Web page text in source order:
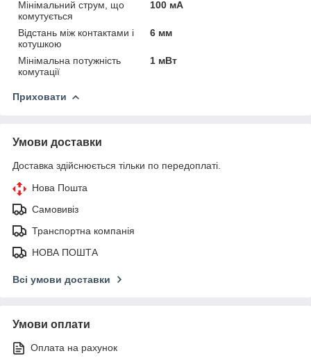
Мінімальний струм, що
комутується
100 мА
Відстань між контактами і
котушкою
6 мм
Мінімальна потужність
комутації
1 мВт
Приховати
Умови доставки
Доставка здійснюється тільки по передоплаті.
Нова Пошта
Самовивіз
Транспортна компанія
НОВА ПОШТА
Всі умови доставки
Умови оплати
Оплата на рахунок